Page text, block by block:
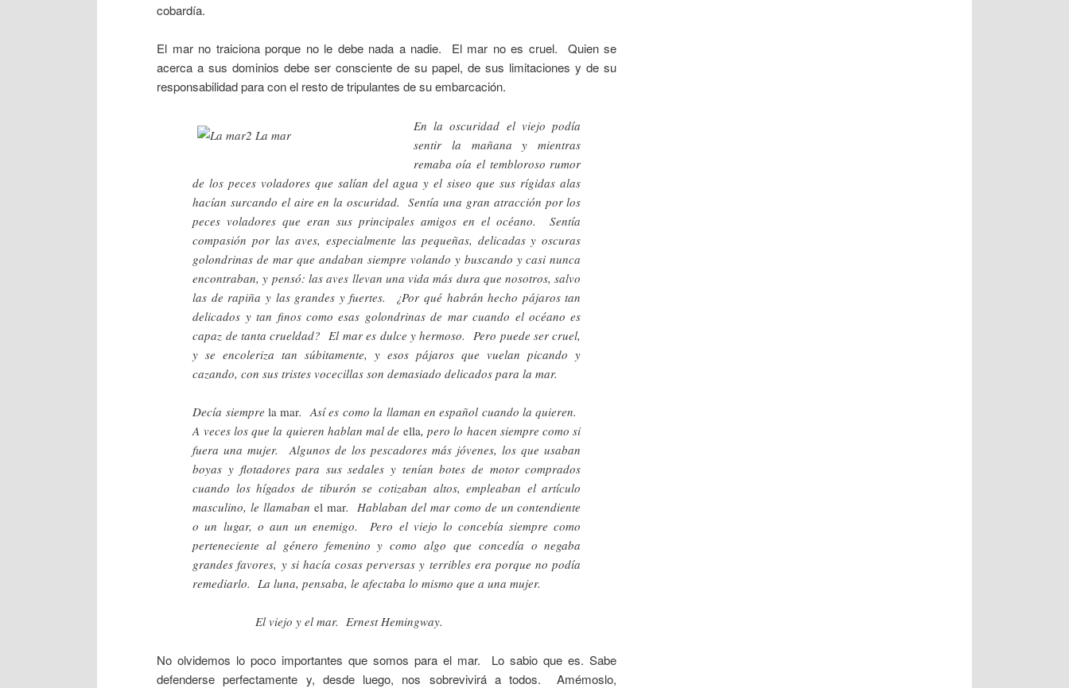
cobardía.
El mar no traiciona porque no le debe nada a nadie. El mar no es cruel. Quien se
acerca a sus dominios debe ser consciente de su papel, de sus limitaciones y de su
responsabilidad para con el resto de tripulantes de su embarcación.
En la oscuridad el viejo podía
sentir la mañana y mientras
remaba oía el tembloroso rumor
de los peces voladores que salían del agua y el siseo que sus rígidas alas
hacían surcando el aire en la oscuridad. Sentía una gran atracción por los
peces voladores que eran sus principales amigos en el océano. Sentía
compasión por las aves, especialmente las pequeñas, delicadas y oscuras
golondrinas de mar que andaban siempre volando y buscando y casi nunca
encontraban, y pensó: las aves llevan una vida más dura que nosotros, salvo
las de rapiña y las grandes y fuertes. ¿Por qué habrán hecho pájaros tan
delicados y tan finos como esas golondrinas de mar cuando el océano es
capaz de tanta crueldad? El mar es dulce y hermoso. Pero puede ser cruel,
y se encoleriza tan súbitamente, y esos pájaros que vuelan picando y
cazando, con sus tristes vocecillas son demasiado delicados para la mar.
Decía siempre la mar. Así es como la llaman en español cuando la quieren.
A veces los que la quieren hablan mal de ella, pero lo hacen siempre como si
fuera una mujer. Algunos de los pescadores más jóvenes, los que usaban
boyas y flotadores para sus sedales y tenían botes de motor comprados
cuando los hígados de tiburón se cotizaban altos, empleaban el artículo
masculino, le llamaban el mar. Hablaban del mar como de un contendiente
o un lugar, o aun un enemigo. Pero el viejo lo concebía siempre como
perteneciente al género femenino y como algo que concedía o negaba
grandes favores, y si hacía cosas perversas y terribles era porque no podía
remediarlo. La luna, pensaba, le afectaba lo mismo que a una mujer.
El viejo y el mar. Ernest Hemingway.
No olvidemos lo poco importantes que somos para el mar. Lo sabio que es. Sabe
defenderse perfectamente y, desde luego, nos sobrevivirá a todos. Amémoslo,